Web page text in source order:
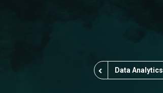
Data Analytics